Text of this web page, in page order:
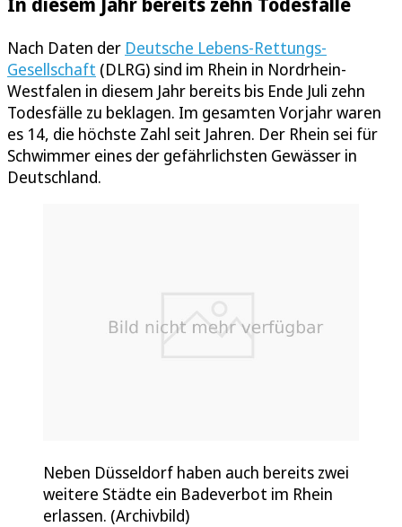
Nach Daten der Deutsche Lebens-Rettungs-
Gesellschaft (DLRG) sind im Rhein in Nordrhein-
Westfalen in diesem Jahr bereits bis Ende Juli zehn
Todesfälle zu beklagen. Im gesamten Vorjahr waren
es 14, die höchste Zahl seit Jahren. Der Rhein sei für
Schwimmer eines der gefährlichsten Gewässer in
Deutschland.
Neben Düsseldorf haben auch bereits zwei
weitere Städte ein Badeverbot im Rhein
erlassen. (Archivbild)